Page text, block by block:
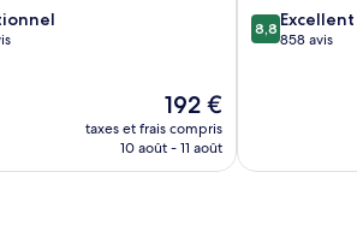
Le
nouveau
prix
192 €
taxes et frais compris
10 août - 11 août
8.8
sur
8,8 Excellent
858 avis